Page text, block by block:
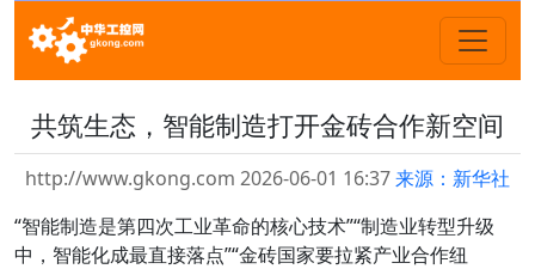
共筑生态，智能制造打开金砖合作新空间
http://www.gkong.com 2026-06-01 16:37来源：新华社
“智能制造是第四次工业革命的核心技术”“制造业转型升级
中，智能化成最直接落点”“金砖国家要拉紧产业合作纽